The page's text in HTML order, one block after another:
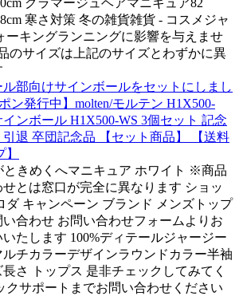
寒さ対策 冬の雑貨雑貨 - コスメジャ
ーキングランニングに影響を与えませ
のサイズは上記のサイズとわずかに異
部向けサインボールをセットにしまし
ン発行中】molten/モルテン H1X500-
ンボール H1X500-WS 3個セット 記念
退 卒団記念品 【セット商品】 【送料
ときめくへマニキュア ホワイト ※商品
とは窓口が完全に異なります ショッ
ダ キャンペーン ブランド メンズトップ
合わせ お問い合わせフォームよりお
たします 100%ディテールジャージー
チカラーデザインラウンドカラー半袖
さ トップス 是非チェックしてみてく
クサポートまでお問い合わせください